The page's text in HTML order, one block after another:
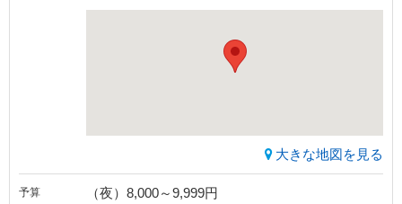
大きな地図を見る
予算
（夜）8,000～9,999円